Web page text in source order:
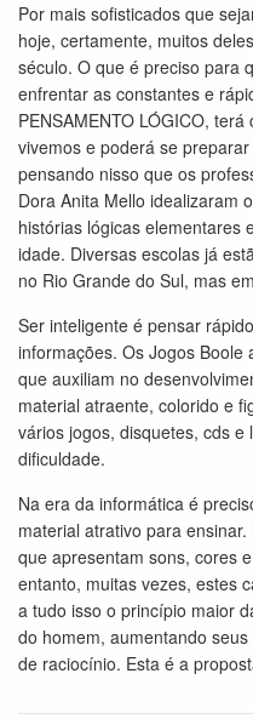
Por mais sofisticados que
hoje, certamente, muitos
século. O que é preciso para
enfrentar as constantes e
PENSAMENTO LÓGICO,
vivemos e poderá se
pensando nisso que os
Dora Anita Mello idealizaram
histórias lógicas elementares
idade. Diversas escolas já
no Rio Grande do Sul, mas
Ser inteligente é pensar
informações. Os Jogos
que auxiliam no
material atraente, colorido e
vários jogos, disquetes, cds
dificuldade.
Na era da informática é
material atrativo para
que apresentam sons, cores
entanto, muitas vezes, estes
a tudo isso o princípio maior
do homem, aumentando
de raciocínio. Esta é a